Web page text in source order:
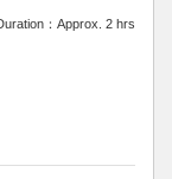
：Approx. 2 hrs